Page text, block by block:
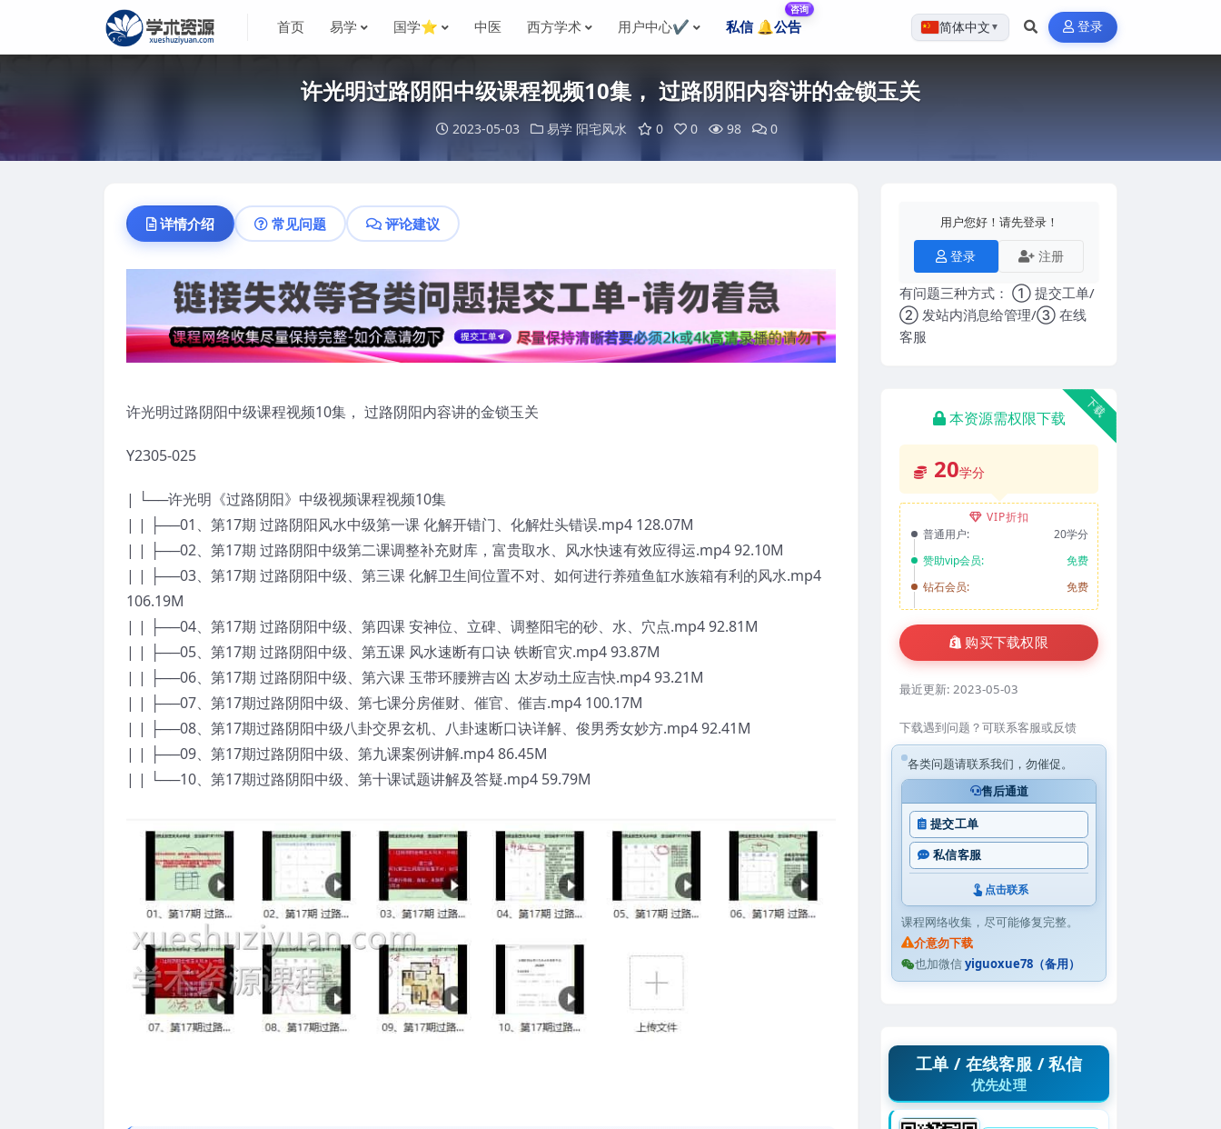
首页 易学 国学⭐ 中医 西方学术 用户中心✔️ 私信 🔔公告
咨询
简体中文 ▼ 登录
许光明过路阴阳中级课程视频10集， 过路阴阳内容讲的金锁玉关
2023-05-03 易学 阳宅风水 0 0 98 0
详情介绍 常见问题 评论建议
许光明过路阴阳中级课程视频10集， 过路阴阳内容讲的金锁玉关
Y2305-025
| └──许光明《过路阴阳》中级视频课程视频10集
| | ├──01、第17期 过路阴阳风水中级第一课 化解开错门、化解灶头错误.mp4 128.07M
| | ├──02、第17期 过路阴阳中级第二课调整补充财库，富贵取水、风水快速有效应得运.mp4 92.10M
| | ├──03、第17期 过路阴阳中级、第三课 化解卫生间位置不对、如何进行养殖鱼缸水族箱有利的风水.mp4
106.19M
| | ├──04、第17期 过路阴阳中级、第四课 安神位、立碑、调整阳宅的砂、水、穴点.mp4 92.81M
| | ├──05、第17期 过路阴阳中级、第五课 风水速断有口诀 铁断官灾.mp4 93.87M
| | ├──06、第17期 过路阴阳中级、第六课 玉带环腰辨吉凶 太岁动土应吉快.mp4 93.21M
| | ├──07、第17期过路阴阳中级、第七课分房催财、催官、催吉.mp4 100.17M
| | ├──08、第17期过路阴阳中级八卦交界玄机、八卦速断口诀详解、俊男秀女妙方.mp4 92.41M
| | ├──09、第17期过路阴阳中级、第九课案例讲解.mp4 86.45M
| | └──10、第17期过路阴阳中级、第十课试题讲解及答疑.mp4 59.79M
用户您好！请先登录！
登录 注册
有问题三种方式： ① 提交工单/
② 发站内消息给管理/③ 在线
客服
下载
本资源需权限下载
20学分
VIP折扣
普通用户:
20学分
赞助vip会员:
免费
钻石会员:
免费
购买下载权限
最近更新: 2023-05-03
下载遇到问题？可联系客服或反馈
各类问题请联系我们，勿催促。
售后通道
提交工单
私信客服
点击联系
课程网络收集，尽可能修复完整。
介意勿下载
也加微信yiguoxue78（备用）
工单 / 在线客服 / 私信
优先处理